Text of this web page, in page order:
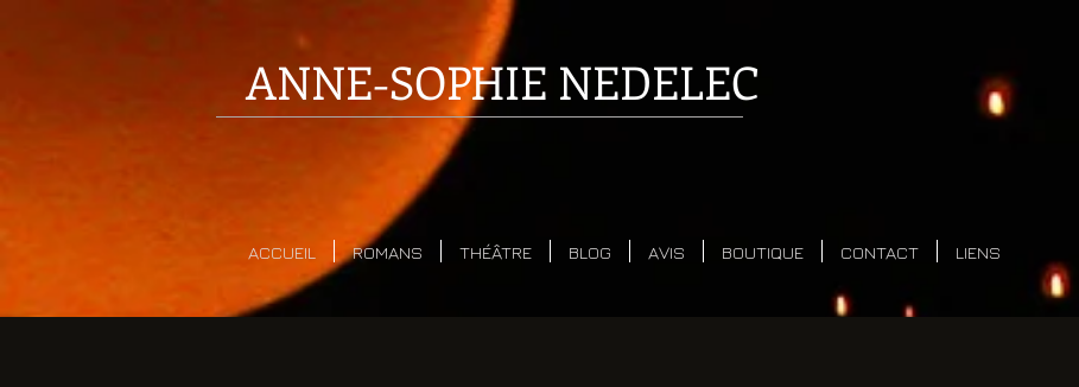
ANNE-SOPHIE NEDELEC
ACCUEIL ROMANS THÉÂTRE BLOG AVIS BOUTIQUE CONTACT LIENS